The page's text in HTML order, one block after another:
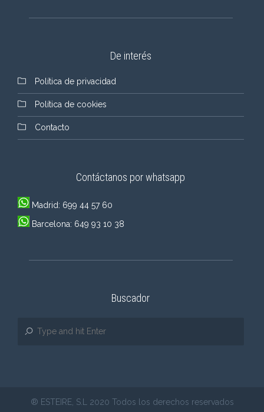
De interés
Política de privacidad
Política de cookies
Contacto
Contáctanos por whatsapp
Madrid: 699 44 57 60
Barcelona: 649 93 10 38
Buscador
® ESTEIRE, S.L 2020 Todos los derechos reservados